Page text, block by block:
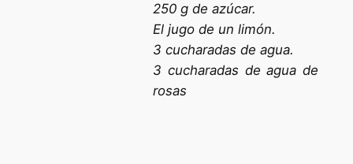
250 g de azúcar.
El jugo de un limón.
3 cucharadas de agua.
3 cucharadas de agua de
rosas